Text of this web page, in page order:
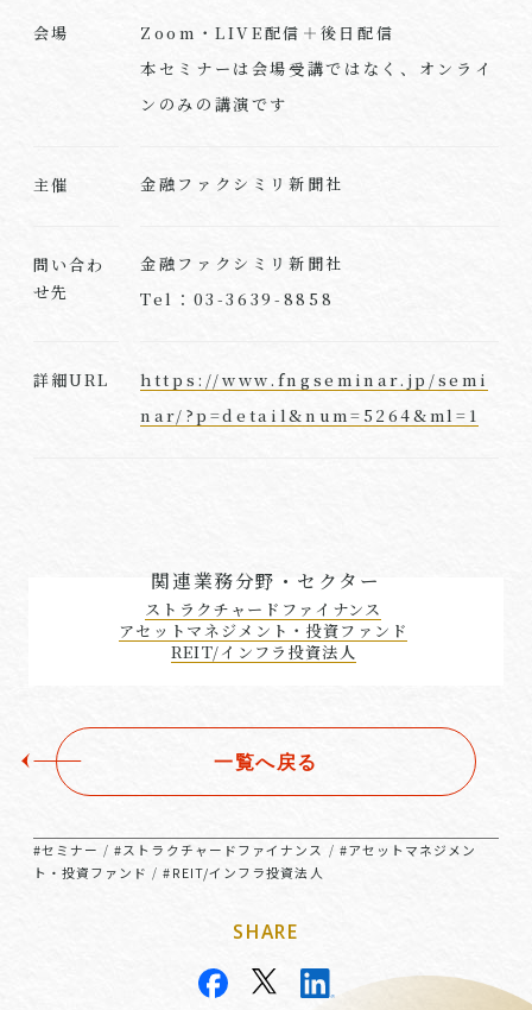
会場
Zoom・LIVE配信＋後日配信
本セミナーは会場受講ではなく、オンライ
ンのみの講演です
主催 金融ファクシミリ新聞社
問い合わ
せ先
金融ファクシミリ新聞社
Tel：03-3639-8858
詳細URL
https://www.fngseminar.jp/semi
nar/?p=detail&num=5264&ml=1
関連業務分野・セクター
ストラクチャードファイナンス
アセットマネジメント・投資ファンド
REIT/インフラ投資法人
一覧へ戻る
#セミナー /#ストラクチャードファイナンス / #アセットマネジメン
ト・投資ファンド /#REIT/インフラ投資法人
SHARE